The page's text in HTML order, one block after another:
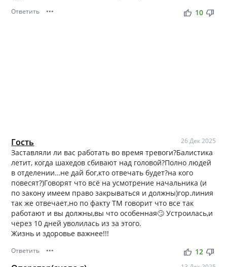
Ответить ••• thumb_up thumb_down
10
Гость 26 Дек 2025
Заставляли ли вас работать во время тревоги?Балистика
летит, когда шахедов сбивают над головой?Полно людей
в отделении…не дай бог,кто отвечать будет?на кого
повесят?)Говорят что всё на усмотрение начальника (и
по закону имеем право закрываться и должны)гор.линия
так же отвечает,но по факту ТМ говорит что все так
работают и вы должны,вы что особенная🙄 Устроилась,и
через 10 дней уволилась из за этого.
Жизнь и здоровье важнее!!!
Ответить ••• thumb_up thumb_down
12